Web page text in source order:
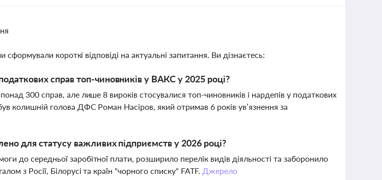
сформували короткі відповіді на актуальні запитання. Ви дізнаєтесь:
справ топ-чиновників у ВАКС у 2025 році?
300 справ, але лише 8 вироків стосувалися топ-чиновників і нардепів у податкових
колишній голова ДФС Роман Насіров, який отримав 6 років ув’язнення за
для статусу важливих підприємств у 2026 році?
до середньої заробітної плати, розширило перелік видів діяльності та заборонило
з Росії, Білорусі та країн "чорного списку" FATF. Джерело